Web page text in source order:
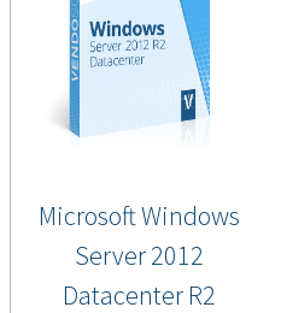
Microsoft Windows
Server 2012
Datacenter R2